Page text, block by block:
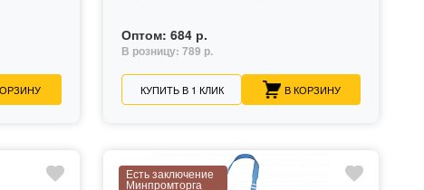
Оптом:684 р.
В розницу:789 р.
КУПИТЬ В 1 КЛИК В КОРЗИНУ
Есть заключение
Минпромторга